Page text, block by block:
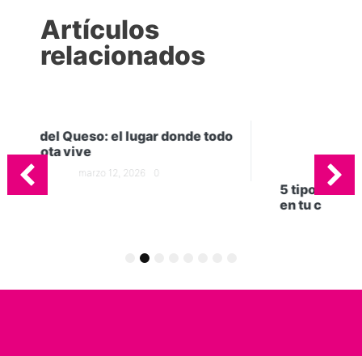
Artículos
relacionados
todo
5 tipos quesos que no pueden faltar
5